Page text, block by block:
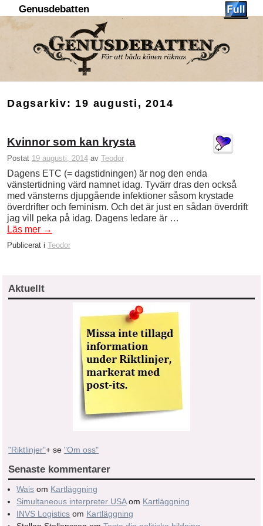
Genusdebatten
Dagsarkiv: 19 augusti, 2014
Kvinnor som kan krysta
Postat 19 augusti, 2014 av Teodor
Dagens ETC (= dagstidningen) är nog den enda
vänstertidning värd namnet idag. Tyvärr dras den också
med vänsterns djupgående infektioner såsom krystade
överdrifter och feminism. Och det är just en sådan överdrift
jag vill peka på idag. Dagens ledare är …
Läs mer →
Publicerat i Teodor
Aktuellt
"Riktlinjer"+ se "Om oss"
Senaste kommentarer
Wais om Kartläggning
Simultaneous interpreter USAom Kartläggning
INVS Logistics om Kartläggning